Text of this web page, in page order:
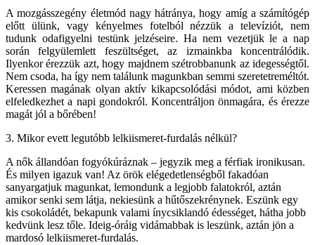
A mozgásszegény életmód nagy hátránya, hogy amíg a számítógép
előtt ülünk, vagy kényelmes fotelból nézzük a televíziót, nem
tudunk odafigyelni testünk jelzéseire. Ha nem vezetjük le a nap
során felgyülemlett feszültséget, az izmainkba koncentrálódik.
Ilyenkor érezzük azt, hogy majdnem szétrobbanunk az idegességtől.
Nem csoda, ha így nem találunk magunkban semmi szeretetreméltót.
Keressen magának olyan aktív kikapcsolódási módot, ami közben
elfeledkezhet a napi gondokról. Koncentráljon önmagára, és érezze
magát jól a bőrében!
3. Mikor evett legutóbb lelkiismeret-furdalás nélkül?
A nők állandóan fogyókúráznak – jegyzik meg a férfiak ironikusan.
És milyen igazuk van! Az örök elégedetlenségből fakadóan
sanyargatjuk magunkat, lemondunk a legjobb falatokról, aztán
amikor senki sem látja, nekiesünk a hűtőszekrénynek. Eszünk egy
kis csokoládét, bekapunk valami ínycsiklandó édességet, hátha jobb
kedvünk lesz tőle. Ideig-óráig vidámabbak is leszünk, aztán jön a
mardosó lelkiismeret-furdalás.